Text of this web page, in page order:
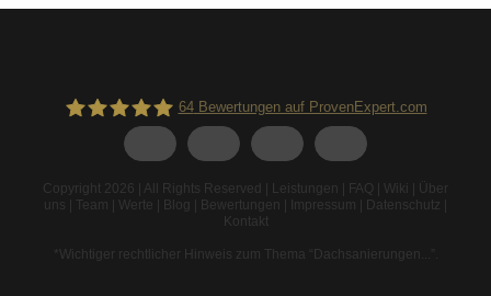
64Bewertungen auf ProvenExpert.com
Copyright 2026 | All Rights Reserved | Leistungen | FAQ | Wiki | Über
uns | Team | Werte | Blog | Bewertungen | Impressum | Datenschutz |
Kontakt
*Wichtiger rechtlicher Hinweis zum Thema “Dachsanierungen...”